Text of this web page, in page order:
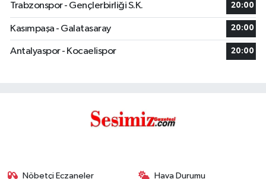
Trabzonspor - Gençlerbirliği S.K. 20:00
Kasımpaşa - Galatasaray 20:00
Antalyaspor - Kocaelispor 20:00
Nöbetçi Eczaneler Hava Durumu